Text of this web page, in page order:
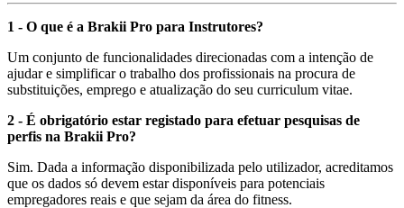
1 - O que é a Brakii Pro para Instrutores?
Um conjunto de funcionalidades direcionadas com a intenção de
ajudar e simplificar o trabalho dos profissionais na procura de
substituições, emprego e atualização do seu curriculum vitae.
2 - É obrigatório estar registado para efetuar pesquisas de
perfis na Brakii Pro?
Sim. Dada a informação disponibilizada pelo utilizador, acreditamos
que os dados só devem estar disponíveis para potenciais
empregadores reais e que sejam da área do fitness.